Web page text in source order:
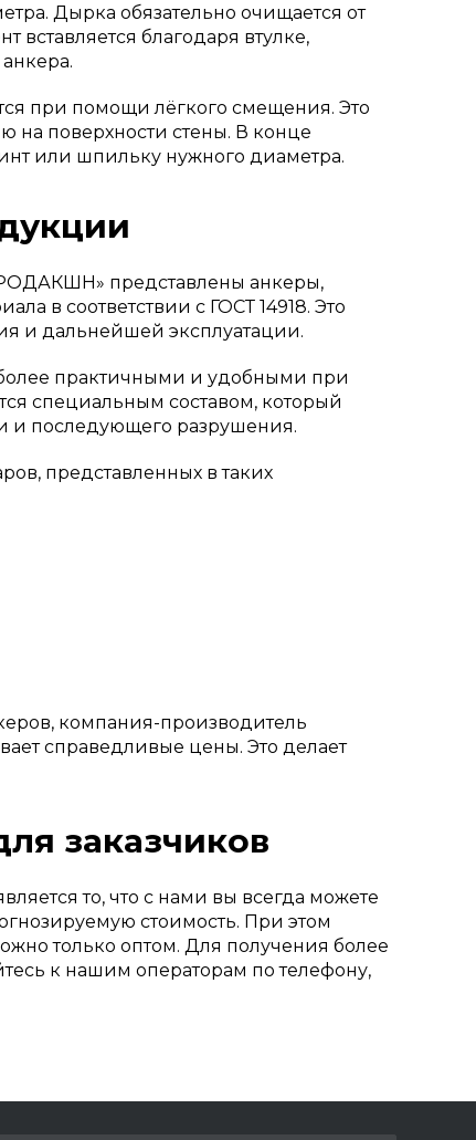
Дырка обязательно очищается от
благодаря втулке,
при помощи лёгкого смещения. Это
на поверхности стены. В конце
или шпильку нужного диаметра.
представлены анкеры,
в соответствии с ГОСТ 14918. Это
и дальнейшей эксплуатации.
практичными и удобными при
специальным составом, который
и последующего разрушения.
представленных в таких
компания-производитель
справедливые цены. Это делает
заказчиков
то, что с нами вы всегда можете
стоимость. При этом
только оптом. Для получения более
к нашим операторам по телефону,